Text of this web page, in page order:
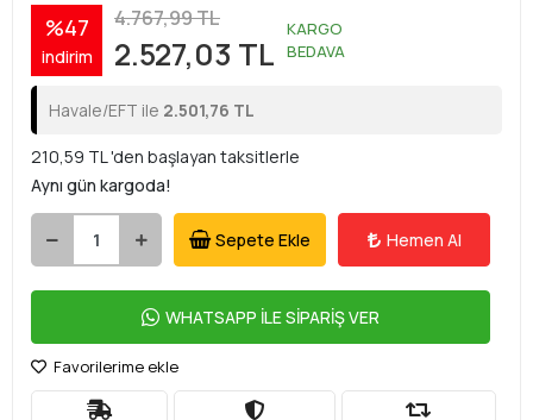
%47
indirim
4.767,99 TL
2.527,03 TL
KARGO
BEDAVA
Havale/EFT ile 2.501,76 TL
210,59 TL 'den başlayan taksitlerle
Aynı gün kargoda!
Sepete Ekle Hemen Al
WHATSAPP İLE SİPARİŞ VER
Favorilerime ekle